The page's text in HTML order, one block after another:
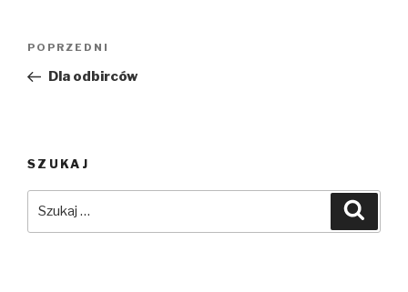
Poprzedni
wpis
POPRZEDNI
Dla odbirców
SZUKAJ